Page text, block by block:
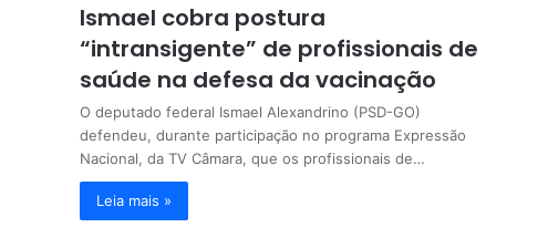
Ismael cobra postura
“intransigente” de profissionais de
saúde na defesa da vacinação
O deputado federal Ismael Alexandrino (PSD-GO)
defendeu, durante participação no programa Expressão
Nacional, da TV Câmara, que os profissionais de…
Leia mais »